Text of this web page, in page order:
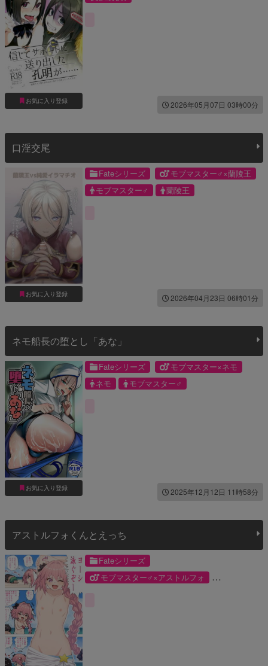
お気に入り登録 2026年05月07日 03時00分
口淫交尾
お気に入り登録
Fateシリーズ
モブマスター♂×蘭陵王
モブマスター♂
蘭陵王
2026年04月23日 06時01分
ネモ船長の堕とし「あな」
お気に入り登録
Fateシリーズ
モブマスター×ネモ
ネモ
モブマスター♂
2025年12月12日 11時58分
アストルフォくんとえっち
Fateシリーズ
モブマスター♂×アストルフォ